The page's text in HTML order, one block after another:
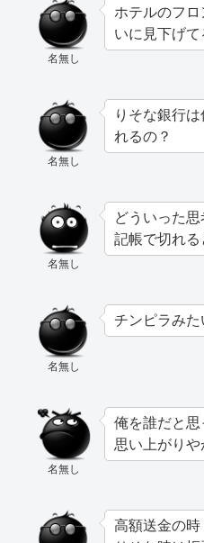
名無し
ホテルのフ
いに見下げ
名無し
りそな銀行
れるの？
名無し
どういった
記帳で切れる
名無し
チンピラみ
名無し
俺を誰だと思
思い上がり
高額送金の